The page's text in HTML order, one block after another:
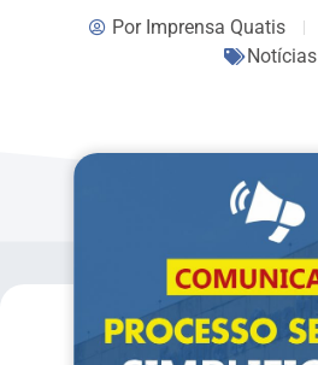
PorImprensa Quatis
Notícias